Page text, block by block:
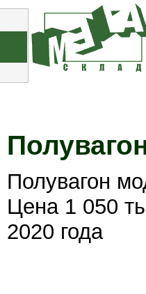
Полувагон
Цена 1 050
2020 года